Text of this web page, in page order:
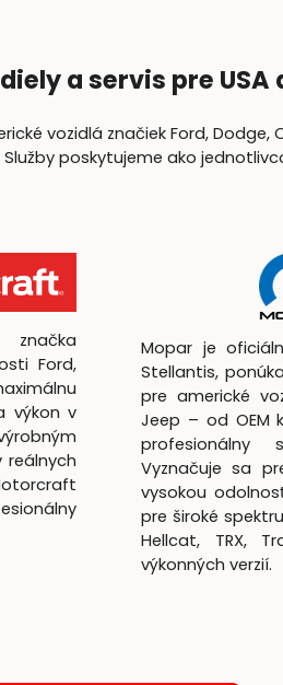
a servis pre USA
vozidlá značiek Ford,
poskytujeme ako
Ford,
výkon v
Mopar je
Stellantis,
pre americké
Jeep – od OEM
profesionálny
Vyznačuje sa
vysokou
pre široké
Hellcat, TRX,
výkonných verzií.